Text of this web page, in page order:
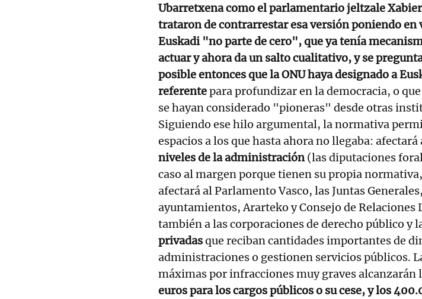
Ubarretxena como el parlamentario jeltzale
trataron de contrarrestar esa versión poniendo en
Euskadi "no parte de cero", que ya tenía
actuar y ahora da un salto cualitativo, y se
posible entonces que la ONU haya designado a
referentepara profundizar en la democracia, o
se hayan considerado "pioneras" desde otras
Siguiendo ese hilo argumental, la normativa
espacios a los que hasta ahora no llegaba: afectará
niveles de la administración(las diputaciones
caso al margen porque tienen su propia
afectará al Parlamento Vasco, las Juntas Generales,
ayuntamientos, Ararteko y Consejo de Relaciones
también a las corporaciones de derecho público y
privadasque reciban cantidades importantes de
administraciones o gestionen servicios públicos.
máximas por infracciones muy graves alcanzarán
euros para los cargos públicos o su cese, y los